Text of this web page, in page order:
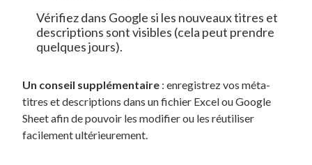
Vérifiez dans Google si les nouveaux titres et
descriptions sont visibles (cela peut prendre
quelques jours).
Un conseil supplémentaire : enregistrez vos méta-
titres et descriptions dans un fichier Excel ou Google
Sheet afin de pouvoir les modifier ou les réutiliser
facilement ultérieurement.